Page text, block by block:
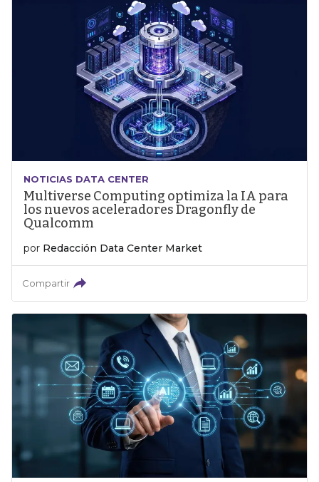
NOTICIAS DATA CENTER
Multiverse Computing optimiza la IA para
los nuevos aceleradores Dragonfly de
Qualcomm
por Redacción Data Center Market
Compartir